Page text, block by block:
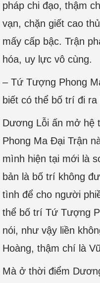
pháp chi đạo, thậm
vạn, chặn giết cao
mấy cấp bậc. Trận
hóa, uy lực vô cùng.
– Tứ Tượng Phong
biết có thể bố trí đi ra
Dương Lỗi ấn mở hệ
Phong Ma Đại Trận
mình hiện tại mới là
bản là bố trí không
tình để cho người
thể bố trí Tứ Tượng
nói, như vậy liền
Hoàng, thậm chí là
Mà ở thời điểm